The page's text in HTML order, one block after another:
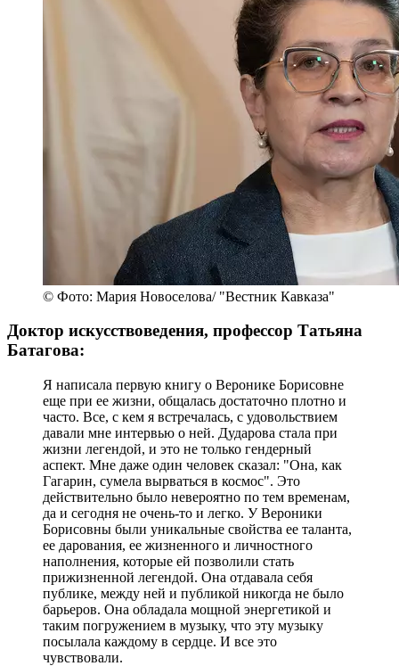
© Фото: Мария Новоселова/ "Вестник Кавказа"
Доктор искусствоведения, профессор Татьяна
Батагова:
Я написала первую книгу о Веронике Борисовне
еще при ее жизни, общалась достаточно плотно и
часто. Все, с кем я встречалась, с удовольствием
давали мне интервью о ней. Дударова стала при
жизни легендой, и это не только гендерный
аспект. Мне даже один человек сказал: "Она, как
Гагарин, сумела вырваться в космос". Это
действительно было невероятно по тем временам,
да и сегодня не очень-то и легко. У Вероники
Борисовны были уникальные свойства ее таланта,
ее дарования, ее жизненного и личностного
наполнения, которые ей позволили стать
прижизненной легендой. Она отдавала себя
публике, между ней и публикой никогда не было
барьеров. Она обладала мощной энергетикой и
таким погружением в музыку, что эту музыку
посылала каждому в сердце. И все это
чувствовали.